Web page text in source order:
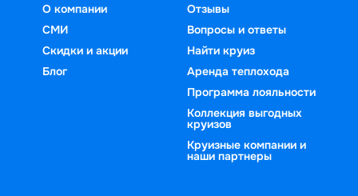
О компании
СМИ
Скидки и акции
Блог
Отзывы
Вопросы и ответы
Найти круиз
Аренда теплохода
Программа лояльности
Коллекция выгодных
круизов
Круизные компании и
наши партнеры